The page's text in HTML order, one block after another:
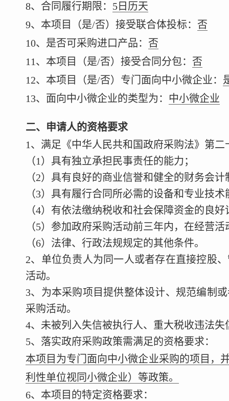
8、合同履行期限： 5日历天
9、本项目（是/否）接受联合体投标： 否
10、是否可采购进口产品： 否
11、本项目（是/否）接受合同分包： 否
12、本项目（是/否）专门面向中小微企业：
13、面向中小微企业的类型为： 中小微企业
二、申请人的资格要求
1、满足《中华人民共和国政府采购法》第
（1）具有独立承担民事责任的能力；
（2）具有良好的商业信誉和健全的财务会计
（3）具有履行合同所必需的设备和专业技术
（4）有依法缴纳税收和社会保障资金的良好
（5）参加政府采购活动前三年内，在经营
（6）法律、行政法规规定的其他条件。
2、单位负责人为同一人或者存在直接控股
活动。
3、为本采购项目提供整体设计、规范编制
采购活动。
4、未被列入失信被执行人、重大税收违法
5、落实政府采购政策需满足的资格要求：
本项目为专门面向中小微企业采购的项目，
利性单位视同小微企业）等政策。
6、本项目的特定资格要求：